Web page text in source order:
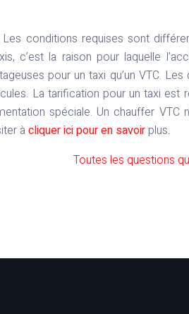
Les conditions requises sont
c’est la raison pour laquelle
pour un taxi qu’un VTC.
La tarification pour un taxi est
spéciale. Un chauffer VTC
à cliquer ici pour en savoir plus.
Toutes les questions